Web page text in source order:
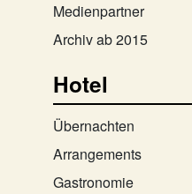
Medienpartner
Archiv ab 2015
Hotel
Übernachten
Arrangements
Gastronomie